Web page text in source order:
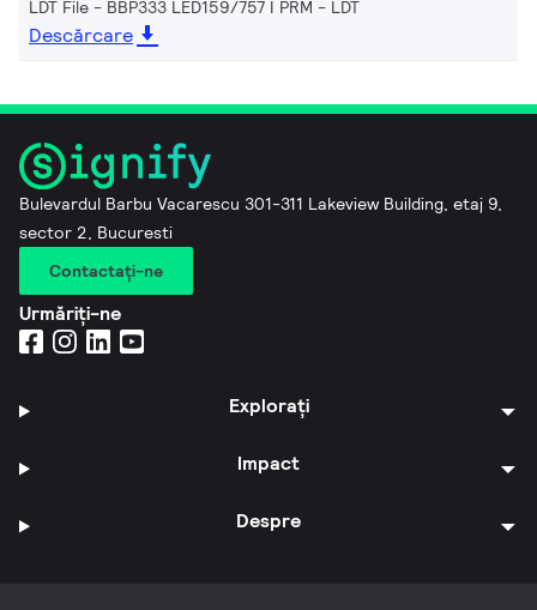
LDT File - BBP333 LED159/757 I PRM LDT
Descărcare
Bulevardul Barbu Vacarescu 301-311 Lakeview Building, etaj 9,
sector 2, Bucuresti
Contactaţi-ne
Urmăriți-ne
Explorați
Impact
Despre